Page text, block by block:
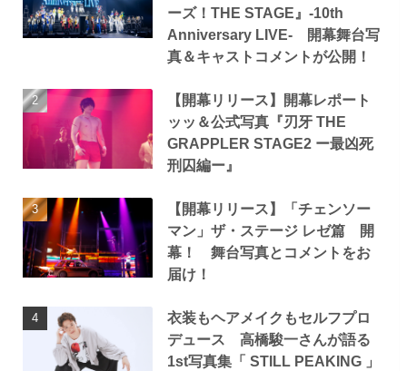
ーズ！THE STAGE』-10th
Anniversary LIVE- 開幕舞台写
真＆キャストコメントが公開！
【開幕リリース】開幕レポート
ッッ＆公式写真『刃牙 THE
GRAPPLER STAGE2 ー最凶死
刑囚編ー』
【開幕リリース】「チェンソー
マン」ザ・ステージ レゼ篇 開
幕！ 舞台写真とコメントをお
届け！
衣装もヘアメイクもセルフプロ
デュース 高橋駿一さんが語る
1st写真集「 STILL PEAKING 」